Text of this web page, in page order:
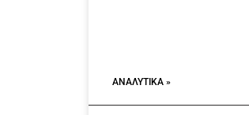
ΑΝΑΛΥΤΙΚΆ »